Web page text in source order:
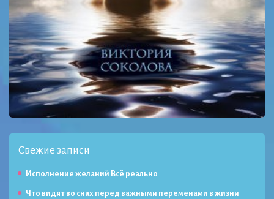
Свежие записи
Исполнение желаний Всё реально
Что видят во снах перед важными переменами в жизни